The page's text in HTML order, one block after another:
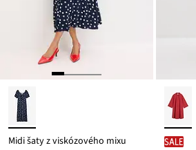
Midi šaty z viskózového mixu SALE